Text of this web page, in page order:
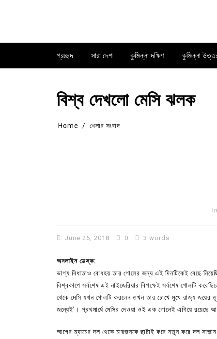
প্রচ্ছদ সারা দেশ কুমিল্লা দক্ষিণ কুমিল্লা
বিশ্ব দেখলো মেসি ঝলক
Home খেলার সংবাদ
In
June 26, 2018 0 3 words
অনলাইন ডেস্ক:
ভাগ্য বিধাতাও বোধহয় তার গোলের জন্য এই দিনটিকেই বেছে
বিশ্বকাপে সর্বশেষ এই নাইজেরিয়ার বিপক্ষেই সর্বশেষ গোলটি
থেকে মেসি যখন গোলটি করলেন তখন তার চোখে মুখে রাজ্য জয়ের
জন্যেই’। প্রথমার্ধে মেসির দেওয়া ওই এক গোলেই এগিয়ে রয়েছে
আগের ম্যাচের দল থেকে চারজনকে ছাটাই করে নতুন করে দল